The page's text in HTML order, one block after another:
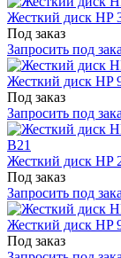
Жесткий диск HP
Под заказ
Запросить под
Жесткий диск HP
Под заказ
Запросить под
Жесткий диск HP
Под заказ
Запросить под
Жесткий диск HP
Под заказ